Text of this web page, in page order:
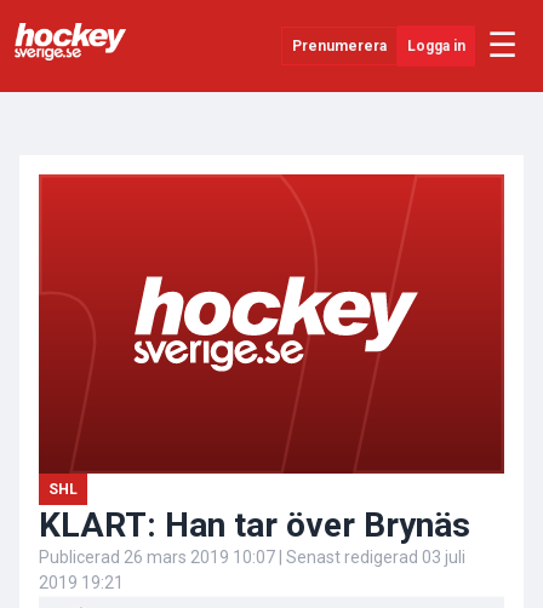
Prenumerera Logga in ☰
SHL
KLART: Han tar över Brynäs
Publicerad 26 mars 2019 10:07 | Senast redigerad 03 juli
2019 19:21